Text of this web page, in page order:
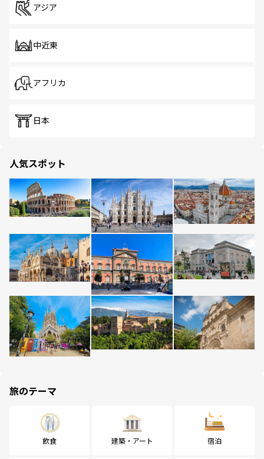
アジア
中近東
アフリカ
日本
人気スポット
旅のテーマ
飲食 建築・アート 宿泊